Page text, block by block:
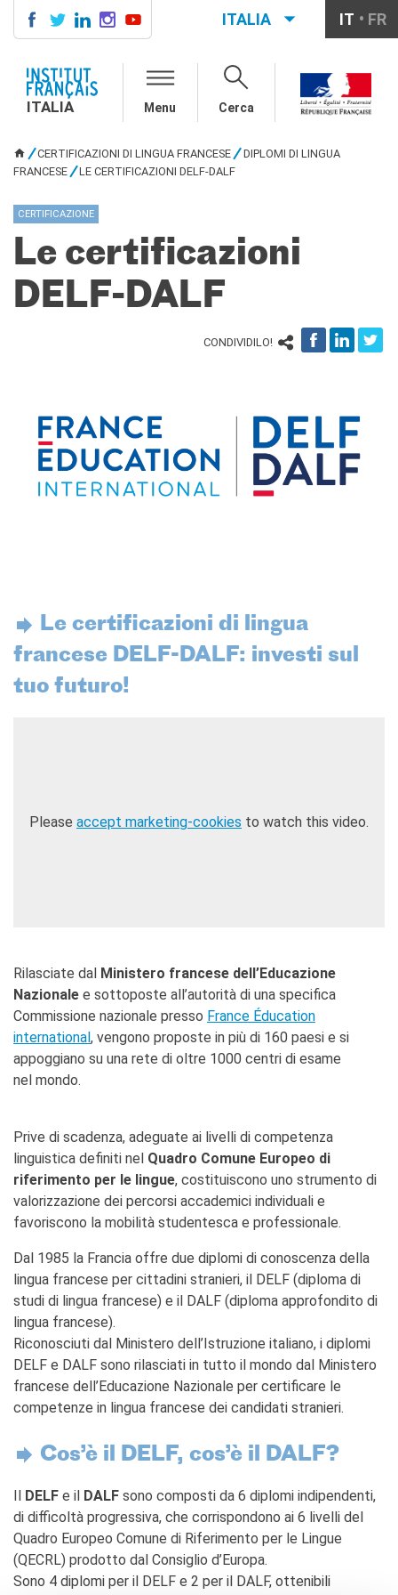
CORSI DI FRANCESE
CERTIFICAZIONI
UFFICIALI DI LINGUA
FRANCESE
SCUOLA E FORMAZIONE
Contatti
Didattica
SPETTACOLO DAL VIVO E
ARTI VISIVE
La festa della musica
Nouveau Grand Tour
La Francia al Cinema
Rendez-vous
Residenza XR
LIBRI
Doppi titoli
Organigramma
Lavorare con noi
Appalti pubblici, gare
d'appalto e contratti
SOSTENERE L'INSTITUT
I Vantaggi
I nostri luoghi
I contatti
I nostri sostenitori
Café dell'innovazione
Dialoghi del Farnese
Farnèse à la page
Festa della musica
Incontro italo-francesi sul
mondo di domani
La Notte delle Idee
Operazioni artistiche
PERCHÉ IMPARARE IL
FRANCESE
CERCA
ITALIA IT FR
ITALIA Menu Cerca
TU SEI QUI
CERTIFICAZIONI DI LINGUA FRANCESE
DIPLOMI DI LINGUA
FRANCESE
LE CERTIFICAZIONI DELF-DALF
CERTIFICAZIONE
Le certificazioni
DELF-DALF
CONDIVIDILO!
Le certificazioni di lingua
francese DELF-DALF: investi sul
tuo futuro!
Please accept marketing-cookies to watch this video.
Rilasciate dal Ministero francese dell’Educazione
Nazionale e sottoposte all’autorità di una specifica
Commissione nazionale presso France Éducation
international, vengono proposte in più di 160 paesi e si
appoggiano su una rete di oltre 1000 centri di esame
nel mondo.
Prive di scadenza, adeguate ai livelli di competenza
linguistica definiti nel Quadro Comune Europeo di
riferimento per le lingue, costituiscono uno strumento di
valorizzazione dei percorsi accademici individuali e
favoriscono la mobilità studentesca e professionale.
Dal 1985 la Francia offre due diplomi di conoscenza della
lingua francese per cittadini stranieri, il DELF (diploma di
studi di lingua francese) e il DALF (diploma approfondito di
lingua francese).
Riconosciuti dal Ministero dell’Istruzione italiano, i diplomi
DELF e DALF sono rilasciati in tutto il mondo dal Ministero
francese dell’Educazione Nazionale per certificare le
competenze in lingua francese dei candidati stranieri.
Cos’è il DELF, cos’è il DALF?
Il DELF e il DALF sono composti da 6 diplomi indipendenti,
di difficoltà progressiva, che corrispondono ai 6 livelli del
Quadro Europeo Comune di Riferimento per le Lingue
(QECRL) prodotto dal Consiglio d’Europa.
Sono 4 diplomi per il DELF e 2 per il DALF, ottenibili